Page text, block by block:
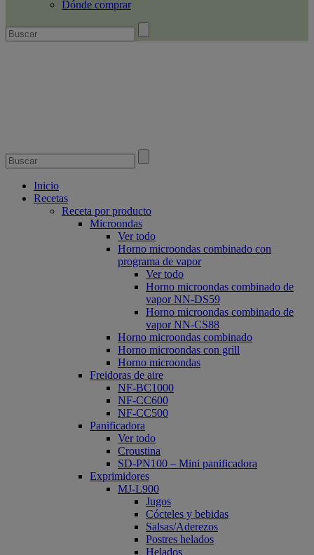
Dónde comprar
Inicio
Recetas
Receta por producto
Microondas
Ver todo
Horno microondas combinado con
programa de vapor
Ver todo
Horno microondas combinado de
vapor NN-DS59
Horno microondas combinado de
vapor NN-CS88
Horno microondas combinado
Horno microondas con grill
Horno microondas
Freidoras de aire
NF-BC1000
NF-CC600
NF-CC500
Panificadora
Ver todo
Croustina
SD-PN100 – Mini panificadora
Exprimidores
MJ-L900
Jugos
Cócteles y bebidas
Salsas/Aderezos
Postres helados
Helados